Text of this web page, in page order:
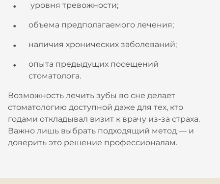
уровня тревожности;
объема предполагаемого лечения;
наличия хронических заболеваний;
опыта предыдущих посещений
стоматолога.
Возможность лечить зубы во сне делает
стоматологию доступной даже для тех, кто
годами откладывал визит к врачу из-за страха.
Важно лишь выбрать подходящий метод — и
доверить это решение профессионалам.